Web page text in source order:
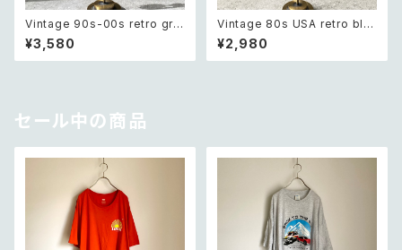
Vintage 90s-00s retro gre
en aventurine pierce レトロ
ヴィンテージ アクセサリー 天然
石 グリーンアベンチュリン ピア
¥3,580
Vintage 80s USA retro bla
ck enamel circle design pi
erces レトロ アメリカ ヴィンテ
ージ アクセサリー ブラック エナ
¥2,980
セール中の商品